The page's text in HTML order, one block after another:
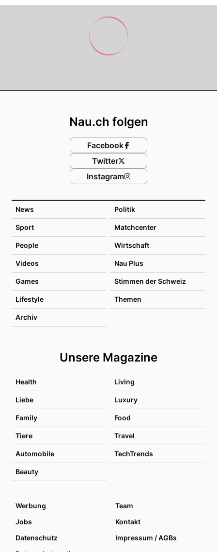
News Politik
Sport Matchcenter
People Wirtschaft
Videos Nau Plus
Games Stimmen der Schweiz
Lifestyle Themen
Archiv
Unsere Magazine
Health Living
Liebe Luxury
Family Food
Tiere Travel
Automobile TechTrends
Beauty
Nau.ch folgen
Facebook
Twitter
Instagram
Werbung
Team
Jobs
Kontakt
Datenschutz
Impressum / AGBs